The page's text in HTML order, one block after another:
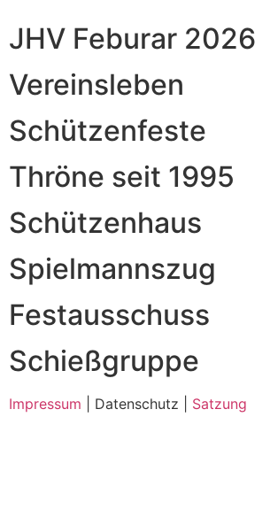
JHV Feburar 2026
Vereinsleben
Schützenfeste
Thröne seit 1995
Schützenhaus
Spielmannszug
Festausschuss
Schießgruppe
Impressum | Datenschutz | Satzung